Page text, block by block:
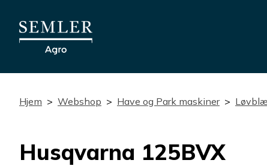
Hjem Webshop Have og Park maskiner
Husqvarna 125BVX